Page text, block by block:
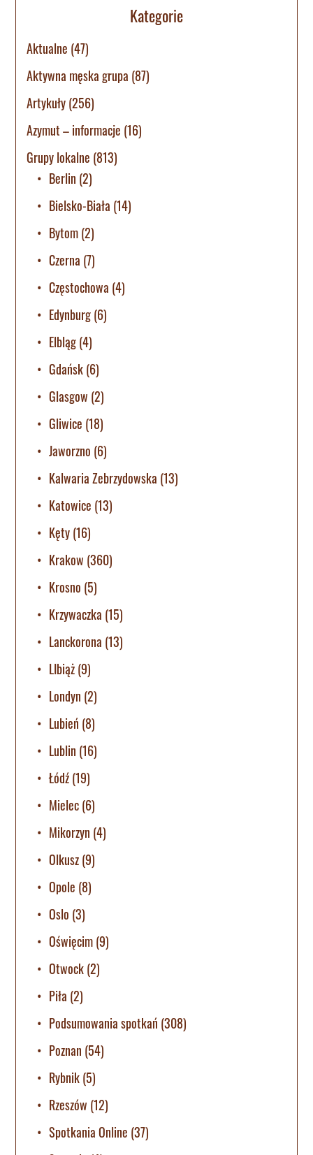
Kategorie
Aktualne (47)
Aktywna męska grupa (87)
Artykuły(256)
Azymut – informacje (16)
Grupy lokalne (813)
Berlin (2)
Bielsko-Biała (14)
Bytom(2)
Czerna (7)
Częstochowa (4)
Edynburg(6)
Elbląg(4)
Gdańsk(6)
Glasgow (2)
Gliwice (18)
Jaworzno (6)
Kalwaria Zebrzydowska (13)
Katowice (13)
Kęty(16)
Krakow (360)
Krosno (5)
Krzywaczka (15)
Lanckorona (13)
LIbiąż(9)
Londyn (2)
Lubień (8)
Lublin (16)
Łódź(19)
Mielec(6)
Mikorzyn (4)
Olkusz(9)
Opole (8)
Oslo (3)
Oświęcim(9)
Otwock(2)
Piła (2)
Podsumowania spotkań (308)
Poznan (54)
Rybnik(5)
Rzeszów (12)
Spotkania Online (37)